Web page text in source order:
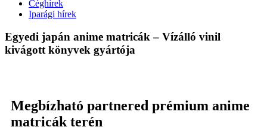
Céghírek
Iparági hírek
Egyedi japán anime matricák – Vízálló vinil
kivágott könyvek gyártója
Megbízható partnered prémium anime
matricák terén